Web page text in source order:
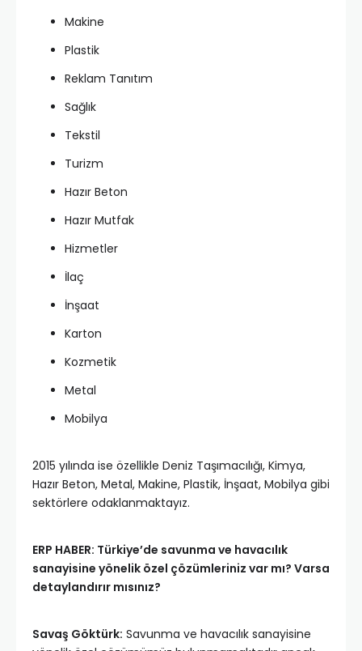
Makine
Plastik
Reklam Tanıtım
Sağlık
Tekstil
Turizm
Hazır Beton
Hazır Mutfak
Hizmetler
İlaç
İnşaat
Karton
Kozmetik
Metal
Mobilya
2015 yılında ise özellikle Deniz Taşımacılığı, Kimya,
Hazır Beton, Metal, Makine, Plastik, İnşaat, Mobilya gibi
sektörlere odaklanmaktayız.
ERP HABER: Türkiye’de savunma ve havacılık
sanayisine yönelik özel çözümleriniz var mı? Varsa
detaylandırır mısınız?
Savaş Göktürk: Savunma ve havacılık sanayisine